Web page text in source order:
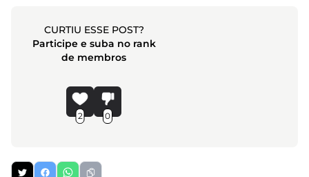
CURTIU ESSE POST?
Participe e suba no rank
de membros
2 0